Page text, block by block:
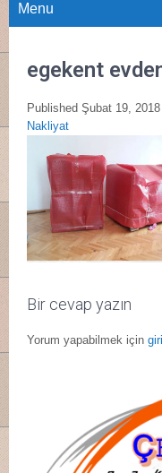
Menu
egekent
Published Şubat 19, 2018
Nakliyat
Bir cevap yazın
Yorum yapabilmek için